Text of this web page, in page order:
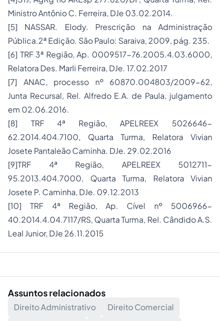
Ministro Antônio C. Ferreira, DJe 03.02.2014.
[5] NASSAR. Elody. Prescrição na Administração
Pública.2ª Edição. São Paulo: Saraiva, 2009, pág. 235.
[6] TRF 3ª Região, Ap. 0009517-76.2005.4.03.6000,
Relatora Des. Marli Ferreira, DJe. 17.02.2017
[7] ANAC, processo nº 60870.004803/2009-62,
Junta Recursal, Rel. Alfredo E.A. de Paula, julgamento
em 02.06.2016.
[8] TRF 4ª Região, APELREEX 5026646-
62.2014.404.7100, Quarta Turma, Relatora Vivian
Josete Pantaleão Caminha. DJe. 29.02.2016
[9]TRF 4ª Região, APELREEX 5012711-
95.2013.404.7000, Quarta Turma, Relatora Vivian
Josete P. Caminha, DJe. 09.12.2013
[10] TRF 4ª Região, Ap. Cível nº 5006966-
40.2014.4.04.7117/RS, Quarta Turma, Rel. Cândido A.S.
Leal Junior, DJe 26.11.2015
Assuntos relacionados
Direito Administrativo
Direito Comercial